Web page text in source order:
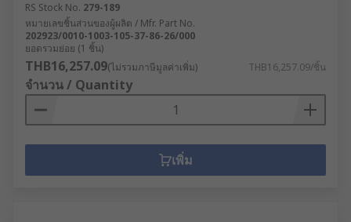
RS Stock No. 279-189
หมายเลขชิ้นส่วนของผู้ผลิต / Mfr. Part No.
202923/0010-1003-105-37-86-26/000
ยอดรวมย่อย (1 ชิ้น)
THB16,257.09(ไม่รวมภาษีมูลค่าเพิ่ม) THB16,257.09/ชิ้น
จำนวน / Quantity
เพิ่ม